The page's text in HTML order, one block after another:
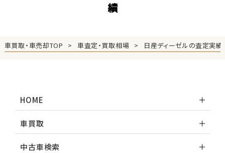
績
車買取・車売却TOP 車査定・買取相場 日産ディーゼルの査定実績
HOME
車買取
中古車検索